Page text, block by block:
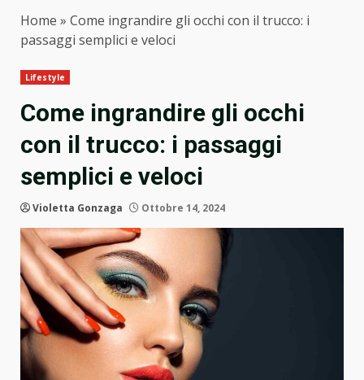
Home » Come ingrandire gli occhi con il trucco: i
passaggi semplici e veloci
Lifestyle
Come ingrandire gli occhi
con il trucco: i passaggi
semplici e veloci
Violetta Gonzaga Ottobre 14, 2024